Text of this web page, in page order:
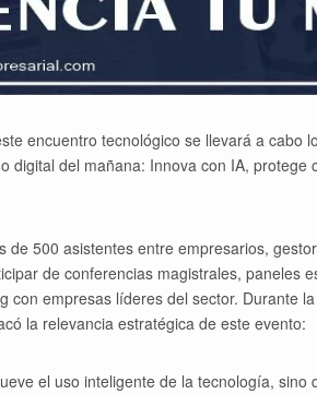
encuentro tecnológico se llevará a cabo
digital del mañana: Innova con IA,
de 500 asistentes entre empresarios,
de conferencias magistrales, paneles
con empresas líderes del sector. Durante
la relevancia estratégica de este evento:
el uso inteligente de la tecnología, sino